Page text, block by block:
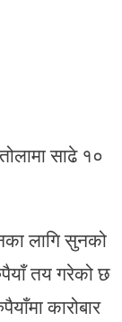
साढे १०
लागि सुनको
तय गरेको छ
कारोबार